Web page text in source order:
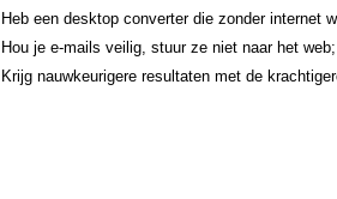
Heb een desktop converter die zonder internet
Hou je e-mails veilig, stuur ze niet naar het web;
Krijg nauwkeurigere resultaten met de